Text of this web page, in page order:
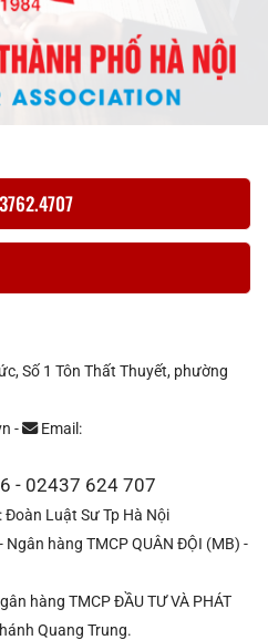
Số 1 Tôn Thất Thuyết, phường
-
Email:
- 02437 624 707
Luật Sư Tp Hà Nội
- Ngân hàng TMCP QUÂN ĐỘI (MB) -
hàng TMCP ĐẦU TƯ VÀ PHÁT
Quang Trung.